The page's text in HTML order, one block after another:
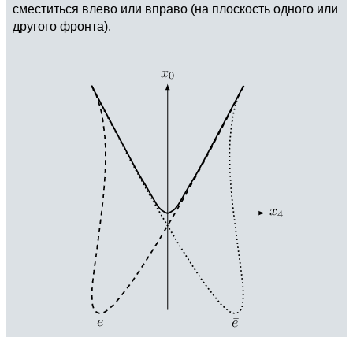
сместиться влево или вправо (на плоскость одного или
другого фронта).